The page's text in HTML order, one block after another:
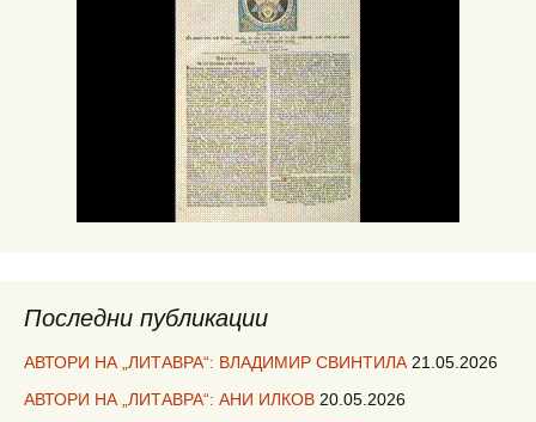
Последни публикации
АВТОРИ НА „ЛИТАВРА“: ВЛАДИМИР СВИНТИЛА 21.05.2026
АВТОРИ НА „ЛИТАВРА“: АНИ ИЛКОВ 20.05.2026